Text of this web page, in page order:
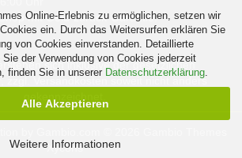
Online-Erlebnis zu ermöglichen, setzen wir
ein. Durch das Weitersurfen erklären Sie
von Cookies einverstanden. Detaillierte
Sie der Verwendung von Cookies jederzeit
finden Sie in unserer Datenschutzerklärung.
Alle Akzeptieren
Weitere Informationen
mit Geld-zurück-Garantie.
sich inklusive der gesetzlichen
zzgl.Versandkostensoweit nicht anders
Xycons